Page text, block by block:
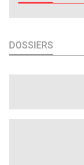
DOSSIERS